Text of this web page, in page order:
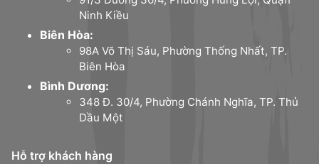
Ninh Kiều
Biên Hòa:
98A Võ Thị Sáu, Phường Thống Nhất, TP.
Biên Hòa
Bình Dương:
348 Đ. 30/4, Phường Chánh Nghĩa, TP. Thủ
Dầu Một
Hỗ trợ khách hàng